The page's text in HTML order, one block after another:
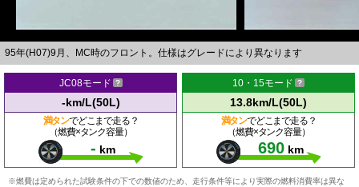
95年(H07)9月、MC時のフロント。仕様はグレードにより異なります
JC08モード
-km/L(50L)
満タンでどこまで走る？
（燃費×タンク容量）
- km
10・15モード
13.8km/L(50L)
満タンでどこまで走る？
（燃費×タンク容量）
690 km
※燃費は定められた試験条件の下での数値のため、走行条件等により実際の燃料消費率は異な